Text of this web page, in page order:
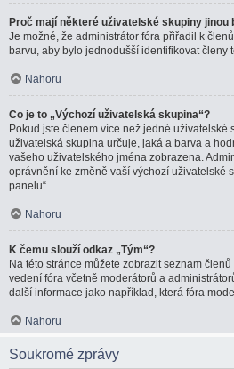
Proč mají některé uživatelské skupiny jinou
Je možné, že administrátor fóra přiřadil k
barvu, aby bylo jednodušší identifikovat členy
Nahoru
Co je to „Výchozí uživatelská skupina“?
Pokud jste členem více než jedné uživatelské
uživatelská skupina určuje, jaká a barva a
vašeho uživatelského jména zobrazena.
oprávnění ke změně vaší výchozí uživatelské
panelu“.
Nahoru
K čemu slouží odkaz „Tým“?
Na této stránce můžete zobrazit seznam
vedení fóra včetně moderátorů a
další informace jako například, která fóra
Nahoru
Soukromé zprávy